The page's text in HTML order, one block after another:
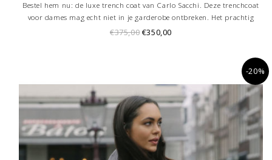
Bestel hem nu: de luxe trench coat van Carlo Sacchi. Deze trenchcoat
voor dames mag echt niet in je garderobe ontbreken. Het prachtig
soepel vallend lamsleer met luxueuze afwerking zorgt voor een unieke
€375,00 €350,00
-20%